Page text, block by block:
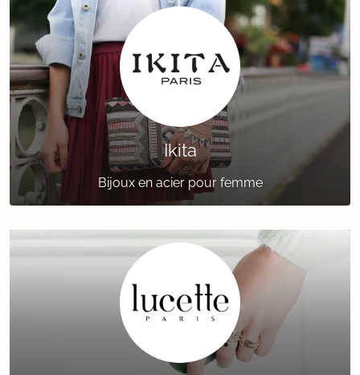
Ikita
Bijoux en acier pour femme